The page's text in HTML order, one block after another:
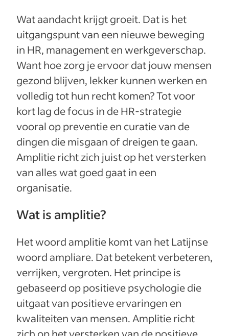
Wat aandacht krijgt groeit. Dat is het
uitgangspunt van een nieuwe beweging
in HR, management en werkgeverschap.
Want hoe zorg je ervoor dat jouw mensen
gezond blijven, lekker kunnen werken en
volledig tot hun recht komen? Tot voor
kort lag de focus in de HR-strategie
vooral op preventie en curatie van de
dingen die misgaan of dreigen te gaan.
Amplitie richt zich juist op het versterken
van alles wat goed gaat in een
organisatie.
Wat is amplitie?
Het woord amplitie komt van het Latijnse
woord ampliare. Dat betekent verbeteren,
verrijken, vergroten. Het principe is
gebaseerd op positieve psychologie die
uitgaat van positieve ervaringen en
kwaliteiten van mensen. Amplitie richt
zich op het versterken van de positieve